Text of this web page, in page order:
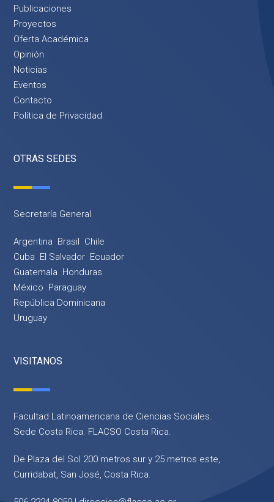
Publicaciones
Proyectos
Oferta Académica
Opinión
Noticias
Eventos
Contacto
Política de Privacidad
OTRAS SEDES
Secretaría General
Argentina Brasil
Chile
Cuba El Salvador Ecuador
Guatemala Honduras
México Paraguay
República Dominicana
Uruguay
VISITANOS
Facultad Latinoamericana de Ciencias Sociales.
Sede Costa Rica. FLACSO Costa Rica.
De Plaza del Sol 200 metros sur y 25 metros este,
Curridabat, San José, Costa Rica.